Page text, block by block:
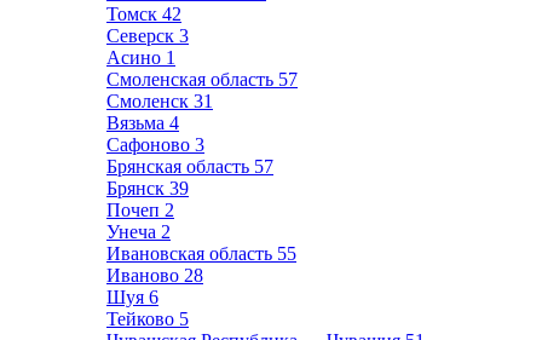
Томск 42
Северск 3
Асино 1
Смоленская область 57
Смоленск 31
Вязьма 4
Сафоново 3
Брянская область 57
Брянск 39
Почеп 2
Унеча 2
Ивановская область 55
Иваново 28
Шуя 6
Тейково 5